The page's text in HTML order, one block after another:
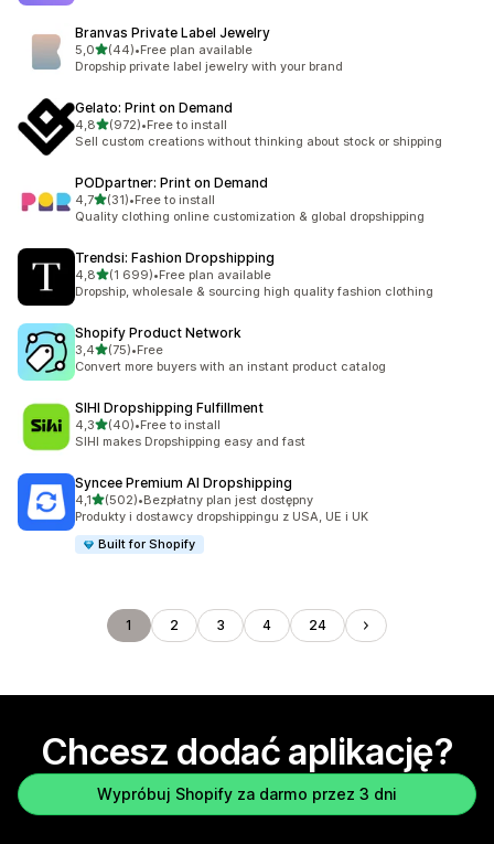
Branvas Private Label Jewelry
5,0na 5 gwiazdek
(44)
Łączna liczba recenzji: 44
•Free plan available
Dropship private label jewelry with your brand
Gelato: Print on Demand
4,8na 5 gwiazdek
(972)
Łączna liczba recenzji: 972
•Free to install
Sell custom creations without thinking about stock or shipping
PODpartner: Print on Demand
4,7na 5 gwiazdek
(31)
Łączna liczba recenzji: 31
•Free to install
Quality clothing online customization & global dropshipping
Trendsi: Fashion Dropshipping
4,8na 5 gwiazdek
(1 699)
Łączna liczba recenzji: 1699
•Free plan available
Dropship, wholesale & sourcing high quality fashion clothing
Shopify Product Network
3,4na 5 gwiazdek
(75)
Łączna liczba recenzji: 75
•Free
Convert more buyers with an instant product catalog
SIHI Dropshipping Fulfillment
4,3na 5 gwiazdek
(40)
Łączna liczba recenzji: 40
•Free to install
SIHI makes Dropshipping easy and fast
Syncee Premium AI Dropshipping
4,1na 5 gwiazdek
(502)
Łączna liczba recenzji: 502
•Bezpłatny plan jest dostępny
Produkty i dostawcy dropshippingu z USA, UE i UK
Built for Shopify
1 2 3 4 24
Chcesz dodać aplikację?
Wypróbuj Shopify za darmo przez 3 dni